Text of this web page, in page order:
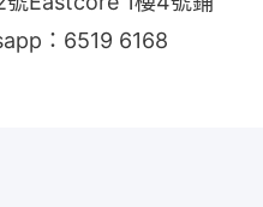
：6519 6168